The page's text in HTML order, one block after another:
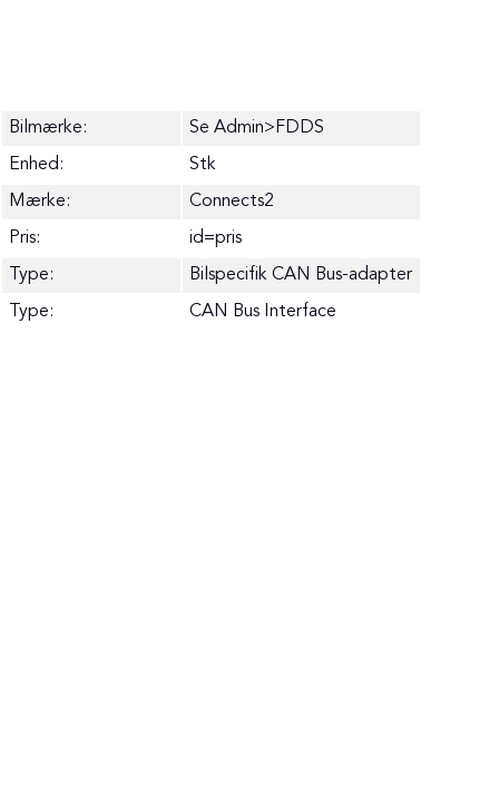
Bilmærke: Se Admin>FDDS
Enhed: Stk
Mærke: Connects2
Pris: id=pris
Type: Bilspecifik CAN Bus-adapter
Type: CAN Bus Interface